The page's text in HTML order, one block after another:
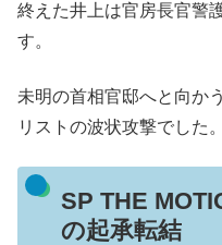
終えた井上は官房長官警
す。
未明の首相官邸へと向か
リストの波状攻撃でした。
SP THE
の起承転結